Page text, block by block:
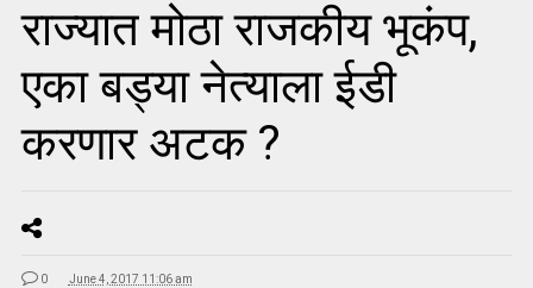
राज्यात मोठा राजकीय भूकंप,
एका बड्या नेत्याला ईडी
करणार अटक ?
0 June 4, 2017 11:06 am